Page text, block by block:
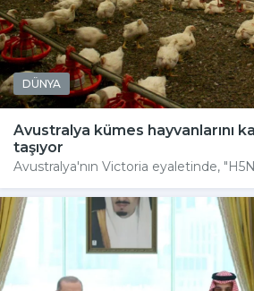
DÜNYA
Avustralya kümes hayvanlarını
taşıyor
Avustralya'nın Victoria eyaletinde,